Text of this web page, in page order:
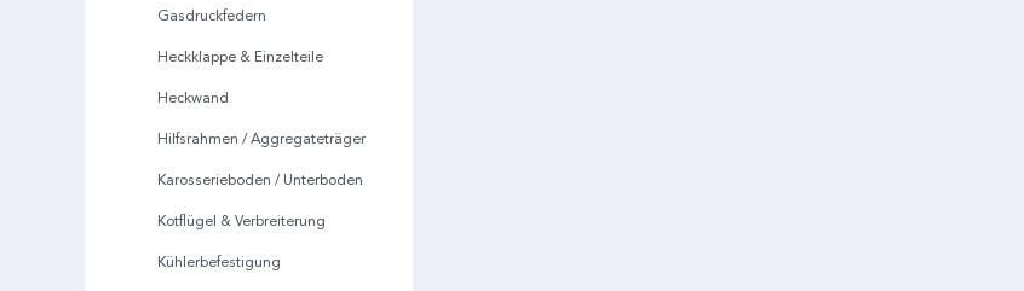
Gasdruckfedern
Heckklappe & Einzelteile
Heckwand
Hilfsrahmen / Aggregateträger
Karosserieboden / Unterboden
Kotflügel & Verbreiterung
Kühlerbefestigung